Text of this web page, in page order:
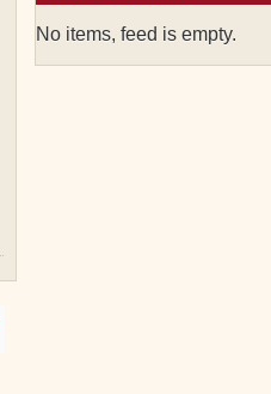
No items, feed is empty.